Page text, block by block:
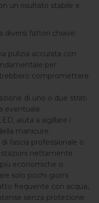
un risultato stabile e
diversi fattori chiave:
pulizia accurata con
per
compromettere
di uno o due strati
eventuale
aiuta a sigillare i
manicure.
fascia professionale o
nettamente
economiche o
solo pochi giorni.
frequente con acqua,
senza protezione